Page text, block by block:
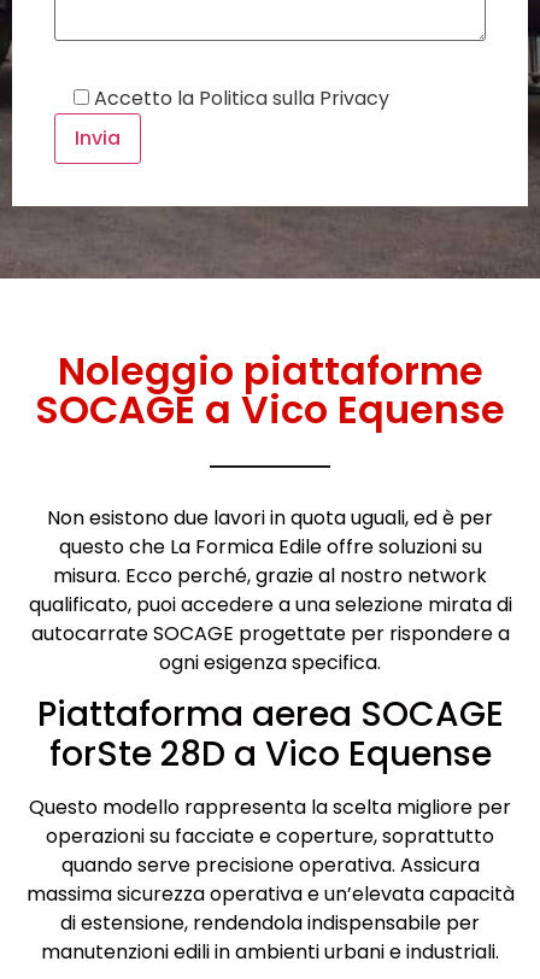
Accetto la Politica sulla Privacy
Noleggio piattaforme
SOCAGE a Vico Equense
Non esistono due lavori in quota uguali, ed è per
questo che La Formica Edile offre soluzioni su
misura. Ecco perché, grazie al nostro network
qualificato, puoi accedere a una selezione mirata di
autocarrate SOCAGE progettate per rispondere a
ogni esigenza specifica.
Piattaforma aerea SOCAGE
forSte 28D a Vico Equense
Questo modello rappresenta la scelta migliore per
operazioni su facciate e coperture, soprattutto
quando serve precisione operativa. Assicura
massima sicurezza operativa e un’elevata capacità
di estensione, rendendola indispensabile per
manutenzioni edili in ambienti urbani e industriali.